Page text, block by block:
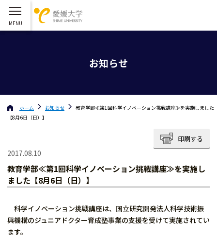
お知らせ
ホーム お知らせ
教育学部≪第1回科学イノベーション挑戦講座≫を実施しました
【8月6日（日）】
印刷する
2017.08.10
教育学部≪第1回科学イノベーション挑戦講座≫を実施し
ました【8月6日（日）】
科学イノベーション挑戦講座は、国立研究開発法人科学技術振
興機構のジュニアドクター育成塾事業の支援を受けて実施されてい
ます。